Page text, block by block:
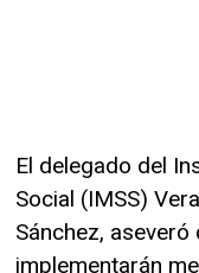
El delegado del
Social (IMSS)
Sánchez,
implementarán